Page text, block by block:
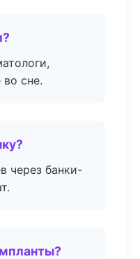
во сне.
через банки-